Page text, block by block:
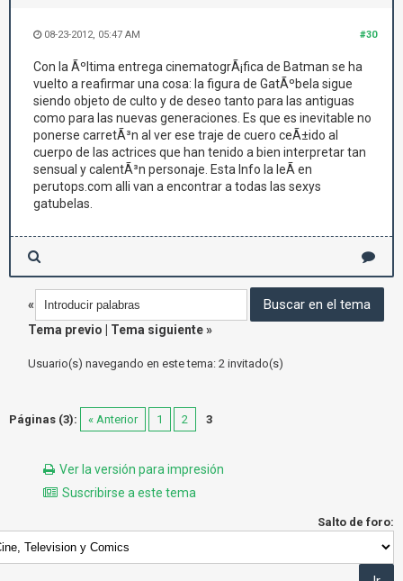
#30
08-23-2012, 05:47 AM
Con la Ãºltima entrega cinematogrÃ¡fica de Batman se ha
vuelto a reafirmar una cosa: la figura de GatÃºbela sigue
siendo objeto de culto y de deseo tanto para las antiguas
como para las nuevas generaciones. Es que es inevitable no
ponerse carretÃ³n al ver ese traje de cuero ceÃ±ido al
cuerpo de las actrices que han tenido a bien interpretar tan
sensual y calentÃ³n personaje. Esta Info la leÃ­ en
perutops.com alli van a encontrar a todas las sexys
gatubelas.
«
Tema previo
Tema siguiente»
Usuario(s) navegando en este tema: 2 invitado(s)
Páginas (3): « Anterior 1 2 3
Ver la versión para impresión
Suscribirse a este tema
Salto de foro: